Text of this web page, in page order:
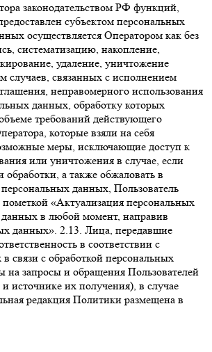
законодательством РФ функций,
субъектом персональных
осуществляется Оператором как без
систематизацию, накопление,
удаление, уничтожение
случаев, связанных с исполнением
неправомерного использования
данных, обработку которых
требований действующего
которые взяли на себя
меры, исключающие доступ к
или уничтожения в случае, если
а также обжаловать в
данных, Пользователь
«Актуализация персональных
данных в любой момент, направив
данных». 2.13. Лица, передавшие
в соответствии с
с обработкой персональных
на запросы и обращения Пользователей
источнике их получения), в случае
редакция Политики размещена в